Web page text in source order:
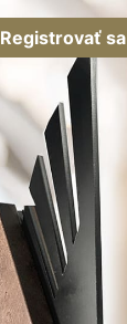
Registrovať sa